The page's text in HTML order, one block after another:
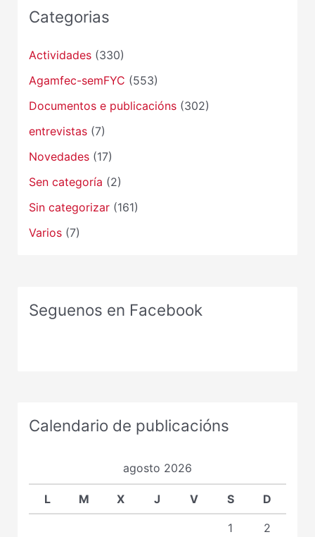
Categorias
Actividades(330)
Agamfec-semFYC (553)
Documentos e publicacións(302)
entrevistas(7)
Novedades(17)
Sen categoría (2)
Sin categorizar(161)
Varios(7)
Seguenos en Facebook
Calendario de publicacións
agosto 2026
L M X J V S D
1
2